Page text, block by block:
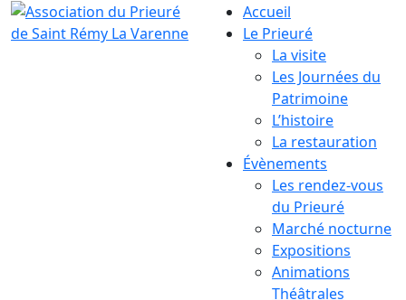
Accueil
Le Prieuré
La visite
Les Journées du
Patrimoine
L’histoire
La restauration
Évènements
Les rendez-vous
du Prieuré
Marché nocturne
Expositions
Animations
Théâtrales